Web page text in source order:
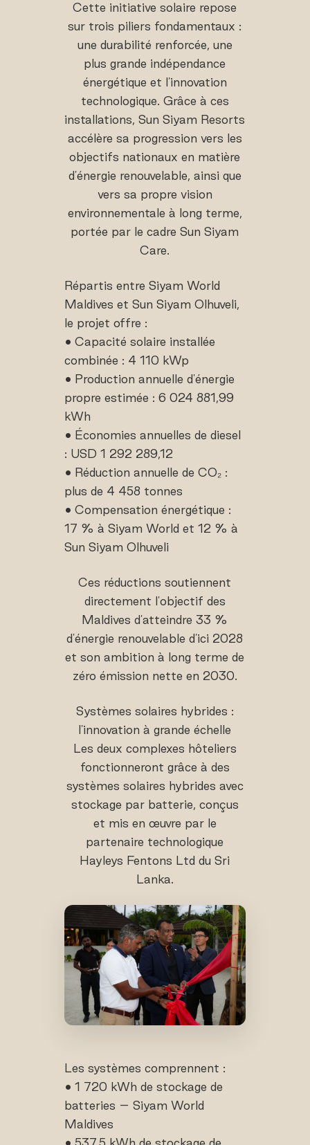
Cette initiative solaire repose
sur trois piliers fondamentaux :
une durabilité renforcée, une
plus grande indépendance
énergétique et l'innovation
technologique. Grâce à ces
installations, Sun Siyam Resorts
accélère sa progression vers les
objectifs nationaux en matière
d'énergie renouvelable, ainsi que
vers sa propre vision
environnementale à long terme,
portée par le cadre Sun Siyam
Care.
Répartis entre Siyam World
Maldives et Sun Siyam Olhuveli,
le projet offre :
• Capacité solaire installée
combinée : 4 110 kWp
• Production annuelle d'énergie
propre estimée : 6 024 881,99
kWh
• Économies annuelles de diesel
: USD 1 292 289,12
• Réduction annuelle de CO₂ :
plus de 4 458 tonnes
• Compensation énergétique :
17 % à Siyam World et 12 % à
Sun Siyam Olhuveli
Ces réductions soutiennent
directement l'objectif des
Maldives d'atteindre 33 %
d'énergie renouvelable d'ici 2028
et son ambition à long terme de
zéro émission nette en 2030.
Systèmes solaires hybrides :
l'innovation à grande échelle
Les deux complexes hôteliers
fonctionneront grâce à des
systèmes solaires hybrides avec
stockage par batterie, conçus
et mis en œuvre par le
partenaire technologique
Hayleys Fentons Ltd du Sri
Lanka.
Les systèmes comprennent :
• 1 720 kWh de stockage de
batteries – Siyam World
Maldives